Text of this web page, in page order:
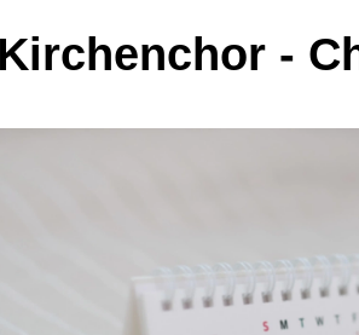
Kirchenchor -